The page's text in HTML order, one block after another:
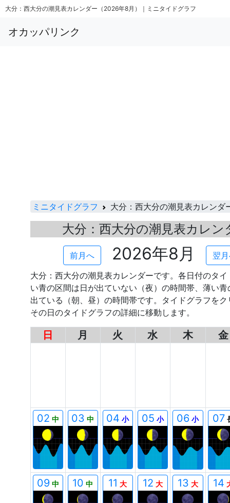
大分：西大分の潮見表カレンダー（2026年8月）｜ミニタイドグラフ
オカッパリンク
ミニタイドグラフ 大分：西大分の潮見表カレンダ
大分：西大分の潮見表カレン
前月へ 2026年8月
翌
大分：西大分の潮見表カレンダーです。各日付のタ
い青の区間は日が出ていない（夜）の時間帯、薄い
出ている（朝、昼）の時間帯です。タイドグラフを
その日のタイドグラフの詳細に移動します。
日 月 火 水 木 金
02 中 03 中 04 小 05 小 06 小 07
09 中 10 中 11 大 12 大 13 大 14